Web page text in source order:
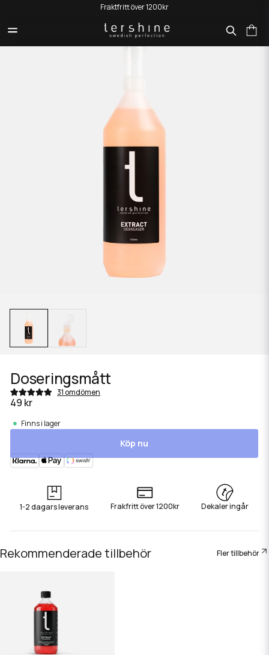
Fraktfritt över 1200kr
Doseringsmått
31 omdömen
49 kr
Finns i lager
Köp nu
1-2 dagars leverans Frakfritt över 1200kr Dekaler ingår
Rekommenderade tillbehör Fler tillbehör